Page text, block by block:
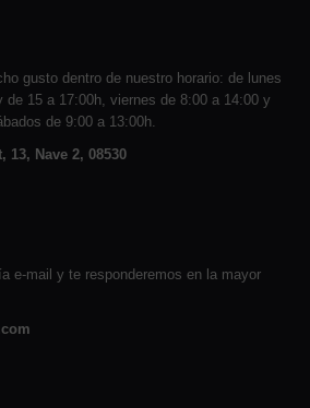
gusto dentro de nuestro horario: de lunes
15 a 17:00h, viernes de 8:00 a 14:00 y
de 9:00 a 13:00h.
13, Nave 2, 08530
e-mail y te responderemos en la mayor